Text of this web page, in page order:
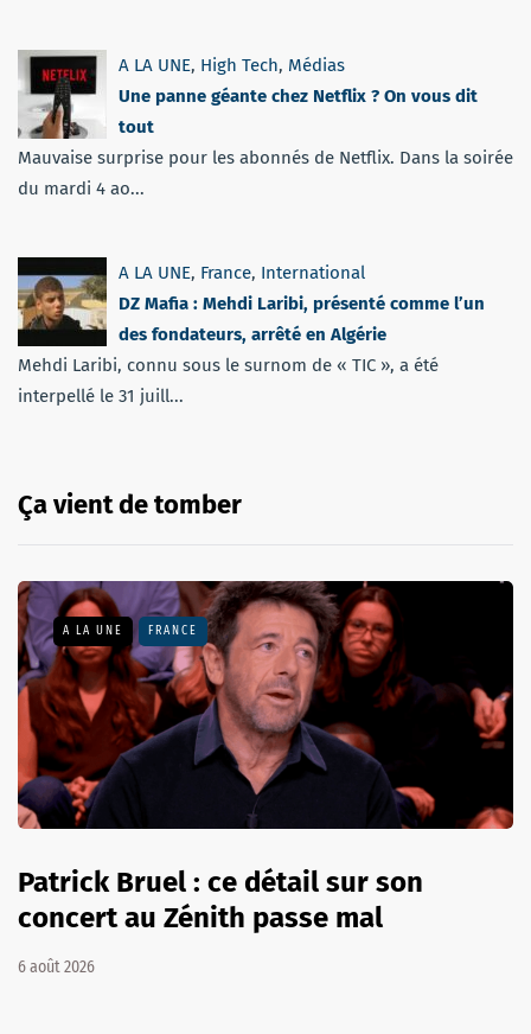
A LA UNE, High Tech, Médias
Une panne géante chez Netflix ? On vous dit
tout
Mauvaise surprise pour les abonnés de Netflix. Dans la soirée
du mardi 4 ao...
A LA UNE, France, International
DZ Mafia : Mehdi Laribi, présenté comme l’un
des fondateurs, arrêté en Algérie
Mehdi Laribi, connu sous le surnom de « TIC », a été
interpellé le 31 juill...
Ça vient de tomber
A LA UNE FRANCE
Patrick Bruel : ce détail sur son
concert au Zénith passe mal
6 août 2026